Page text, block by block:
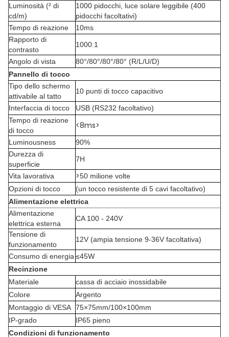
Luminosità (² di
cd/m)
1000 pidocchi, luce solare leggibile (400
pidocchi facoltativi)
Tempo di reazione
10ms
Rapporto di
contrasto
1000:1
Angolo di vista
80°/80°/80°/80° (R/L/U/D)
Pannello di tocco
Tipo dello schermo
attivabile al tatto
10 punti di tocco capacitivo
Interfaccia di tocco
USB (RS232 facoltativo)
Tempo di reazione
di tocco
<8ms>
Luminousness
90%
Durezza di
superficie
7H
Vita lavorativa >50 milione volte
Opzioni di tocco
(un tocco resistente di 5 cavi facoltativo)
Alimentazione elettrica
Alimentazione
elettrica esterna
CA 100 - 240V
Tensione di
funzionamento
12V (ampia tensione 9-36V facoltativa)
Consumo di energia ≤45W
Recinzione
Materiale
cassa di acciaio inossidabile
Colore
Argento
Montaggio di VESA 75×75mm/100×100mm
IP-grado
IP65 pieno
Condizioni di funzionamento